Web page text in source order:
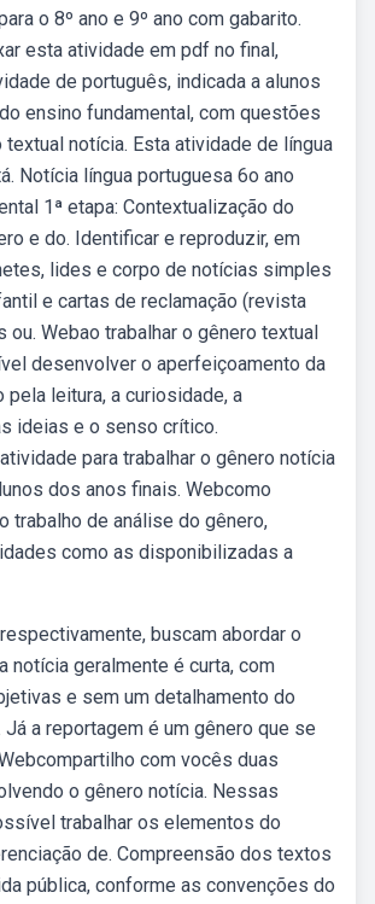
o 8º ano e 9º ano com gabarito.
esta atividade em pdf no final,
de português, indicada a alunos
ensino fundamental, com questões
textual notícia. Esta atividade de língua
Notícia língua portuguesa 6o ano
1ª etapa: Contextualização do
e do. Identificar e reproduzir, em
lides e corpo de notícias simples
e cartas de reclamação (revista
ou. Webao trabalhar o gênero textual
desenvolver o aperfeiçoamento da
leitura, a curiosidade, a
ideias e o senso crítico.
para trabalhar o gênero notícia
dos anos finais. Webcomo
trabalho de análise do gênero,
como as disponibilizadas a
buscam abordar o
notícia geralmente é curta, com
e sem um detalhamento do
a reportagem é um gênero que se
com vocês duas
o gênero notícia. Nessas
trabalhar os elementos do
de. Compreensão dos textos
pública, conforme as convenções do